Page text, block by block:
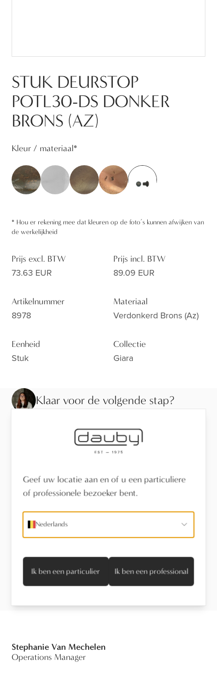
STUK DEURSTOP
POTL30-DS DONKER
BRONS (AZ)
Kleur / materiaal*
* Hou er rekening mee dat kleuren op de foto’s kunnen afwijken van
de werkelijkheid
Prijs excl. BTW
73.63 EUR
Prijs incl. BTW
89.09 EUR
Artikelnummer
8978
Materiaal
Verdonkerd Brons (az)
Eenheid
Stuk
Collectie
Giara
Klaar voor de volgende stap?
Bekijk de afwerking van dichtbij, laat je adviseren of
vind een verdeler in je buurt.
Vind een verdeler
Technische informatie
Stephanie Van Mechelen
Operations Manager
Geef uw locatie aan en of u een particuliere
of professionele bezoeker bent.
Nederlands
Ik ben een particulier Ik ben een professional